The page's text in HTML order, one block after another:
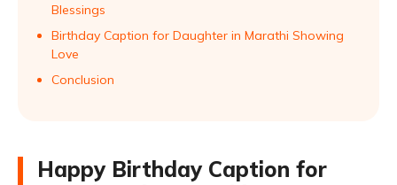
Blessings
Birthday Caption for Daughter in Marathi Showing
Love
Conclusion
Happy Birthday Caption for